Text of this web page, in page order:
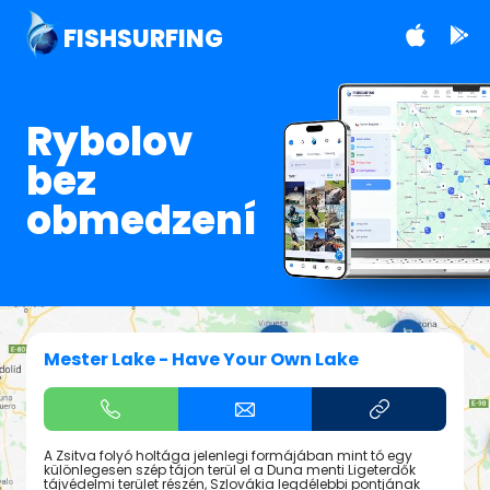
FISHSURFING
Rybolov
bez
obmedzení
Mester Lake - Have Your Own Lake
A Zsitva folyó holtága jelenlegi formájában mint tó egy
különlegesen szép tájon terül el a Duna menti Ligeterdők
tájvédelmi terület részén, Szlovákia legdélebbi pontjának